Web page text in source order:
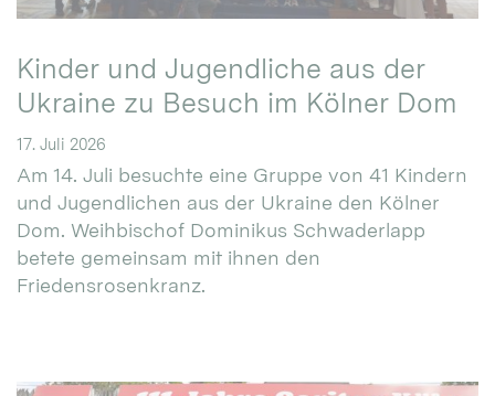
Kinder und Jugendliche aus der
Ukraine zu Besuch im Kölner Dom
17. Juli 2026
Am 14. Juli besuchte eine Gruppe von 41 Kindern
und Jugendlichen aus der Ukraine den Kölner
Dom. Weihbischof Dominikus Schwaderlapp
betete gemeinsam mit ihnen den
Friedensrosenkranz.